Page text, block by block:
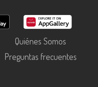
Quiénes Somos
Preguntas frecuentes